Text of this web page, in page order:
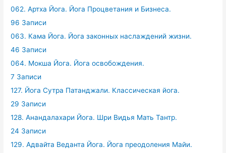
062. Артха Йога. Йога Процветания и Бизнеса.
96 Записи
063. Кама Йога. Йога законных наслаждений жизни.
46 Записи
064. Мокша Йога. Йога освобождения.
7 Записи
127. Йога Сутра Патанджали. Классическая йога.
29 Записи
128. Анандалахари Йога. Шри Видья Мать Тантр.
24 Записи
129. Адвайта Веданта Йога. Йога преодоления Майи.